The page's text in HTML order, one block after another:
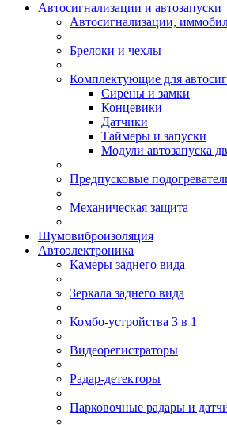
Автосигнализации и автозапуски
Автосигнализации,
Брелоки и чехлы
Комплектующие для
Сирены и замки
Концевики
Датчики
Таймеры и запуски
Модули автозапуска
Предпусковые
Механическая защита
Шумовиброизоляция
Автоэлектроника
Камеры заднего вида
Зеркала заднего вида
Комбо-устройства 3 в 1
Видеорегистраторы
Радар-детекторы
Парковочные радары и